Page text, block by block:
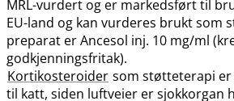
MRL-vurdert og er markedsført til
EU-land og kan vurderes brukt som
preparat er Ancesol inj. 10 mg/ml
godkjenningsfritak).
Kortikosteroider som støtteterapi er
til katt, siden luftveier er sjokkorgan